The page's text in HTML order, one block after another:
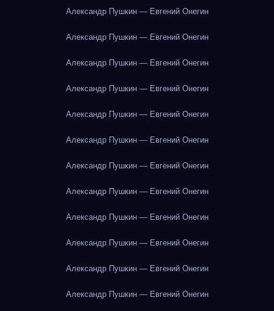
Александр Пушкин — Евгений Онегин
Александр Пушкин — Евгений Онегин
Александр Пушкин — Евгений Онегин
Александр Пушкин — Евгений Онегин
Александр Пушкин — Евгений Онегин
Александр Пушкин — Евгений Онегин
Александр Пушкин — Евгений Онегин
Александр Пушкин — Евгений Онегин
Александр Пушкин — Евгений Онегин
Александр Пушкин — Евгений Онегин
Александр Пушкин — Евгений Онегин
Александр Пушкин — Евгений Онегин